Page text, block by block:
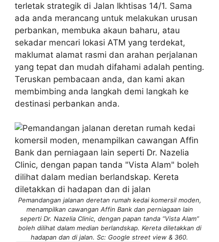
terletak strategik di Jalan Ikhtisas 14/1. Sama
ada anda merancang untuk melakukan urusan
perbankan, membuka akaun baharu, atau
sekadar mencari lokasi ATM yang terdekat,
maklumat alamat rasmi dan arahan perjalanan
yang tepat dan mudah difahami adalah penting.
Teruskan pembacaan anda, dan kami akan
membimbing anda langkah demi langkah ke
destinasi perbankan anda.
Pemandangan jalanan deretan rumah kedai komersil moden,
menampilkan cawangan Affin Bank dan perniagaan lain
seperti Dr. Nazelia Clinic, dengan papan tanda “Vista Alam”
boleh dilihat dalam median berlandskap. Kereta diletakkan di
hadapan dan di jalan. Sc: Google street view & 360.